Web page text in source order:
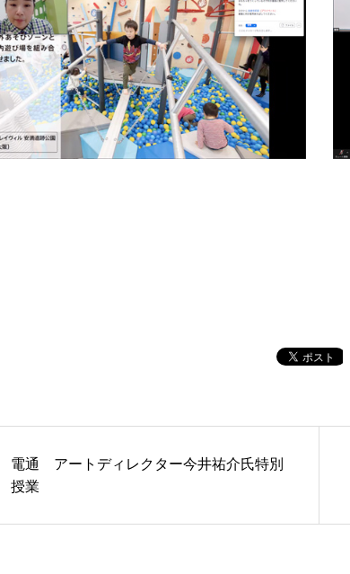
電通 アートディレクター今井祐介氏特別
授業